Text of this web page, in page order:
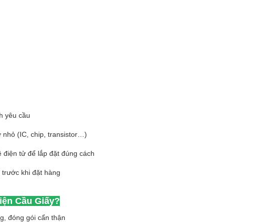
yêu cầu
nhỏ (IC, chip, transistor…)
tử để lắp đặt đúng cách
khi đặt hàng
Cầu Giấy?
đóng gói cẩn thận